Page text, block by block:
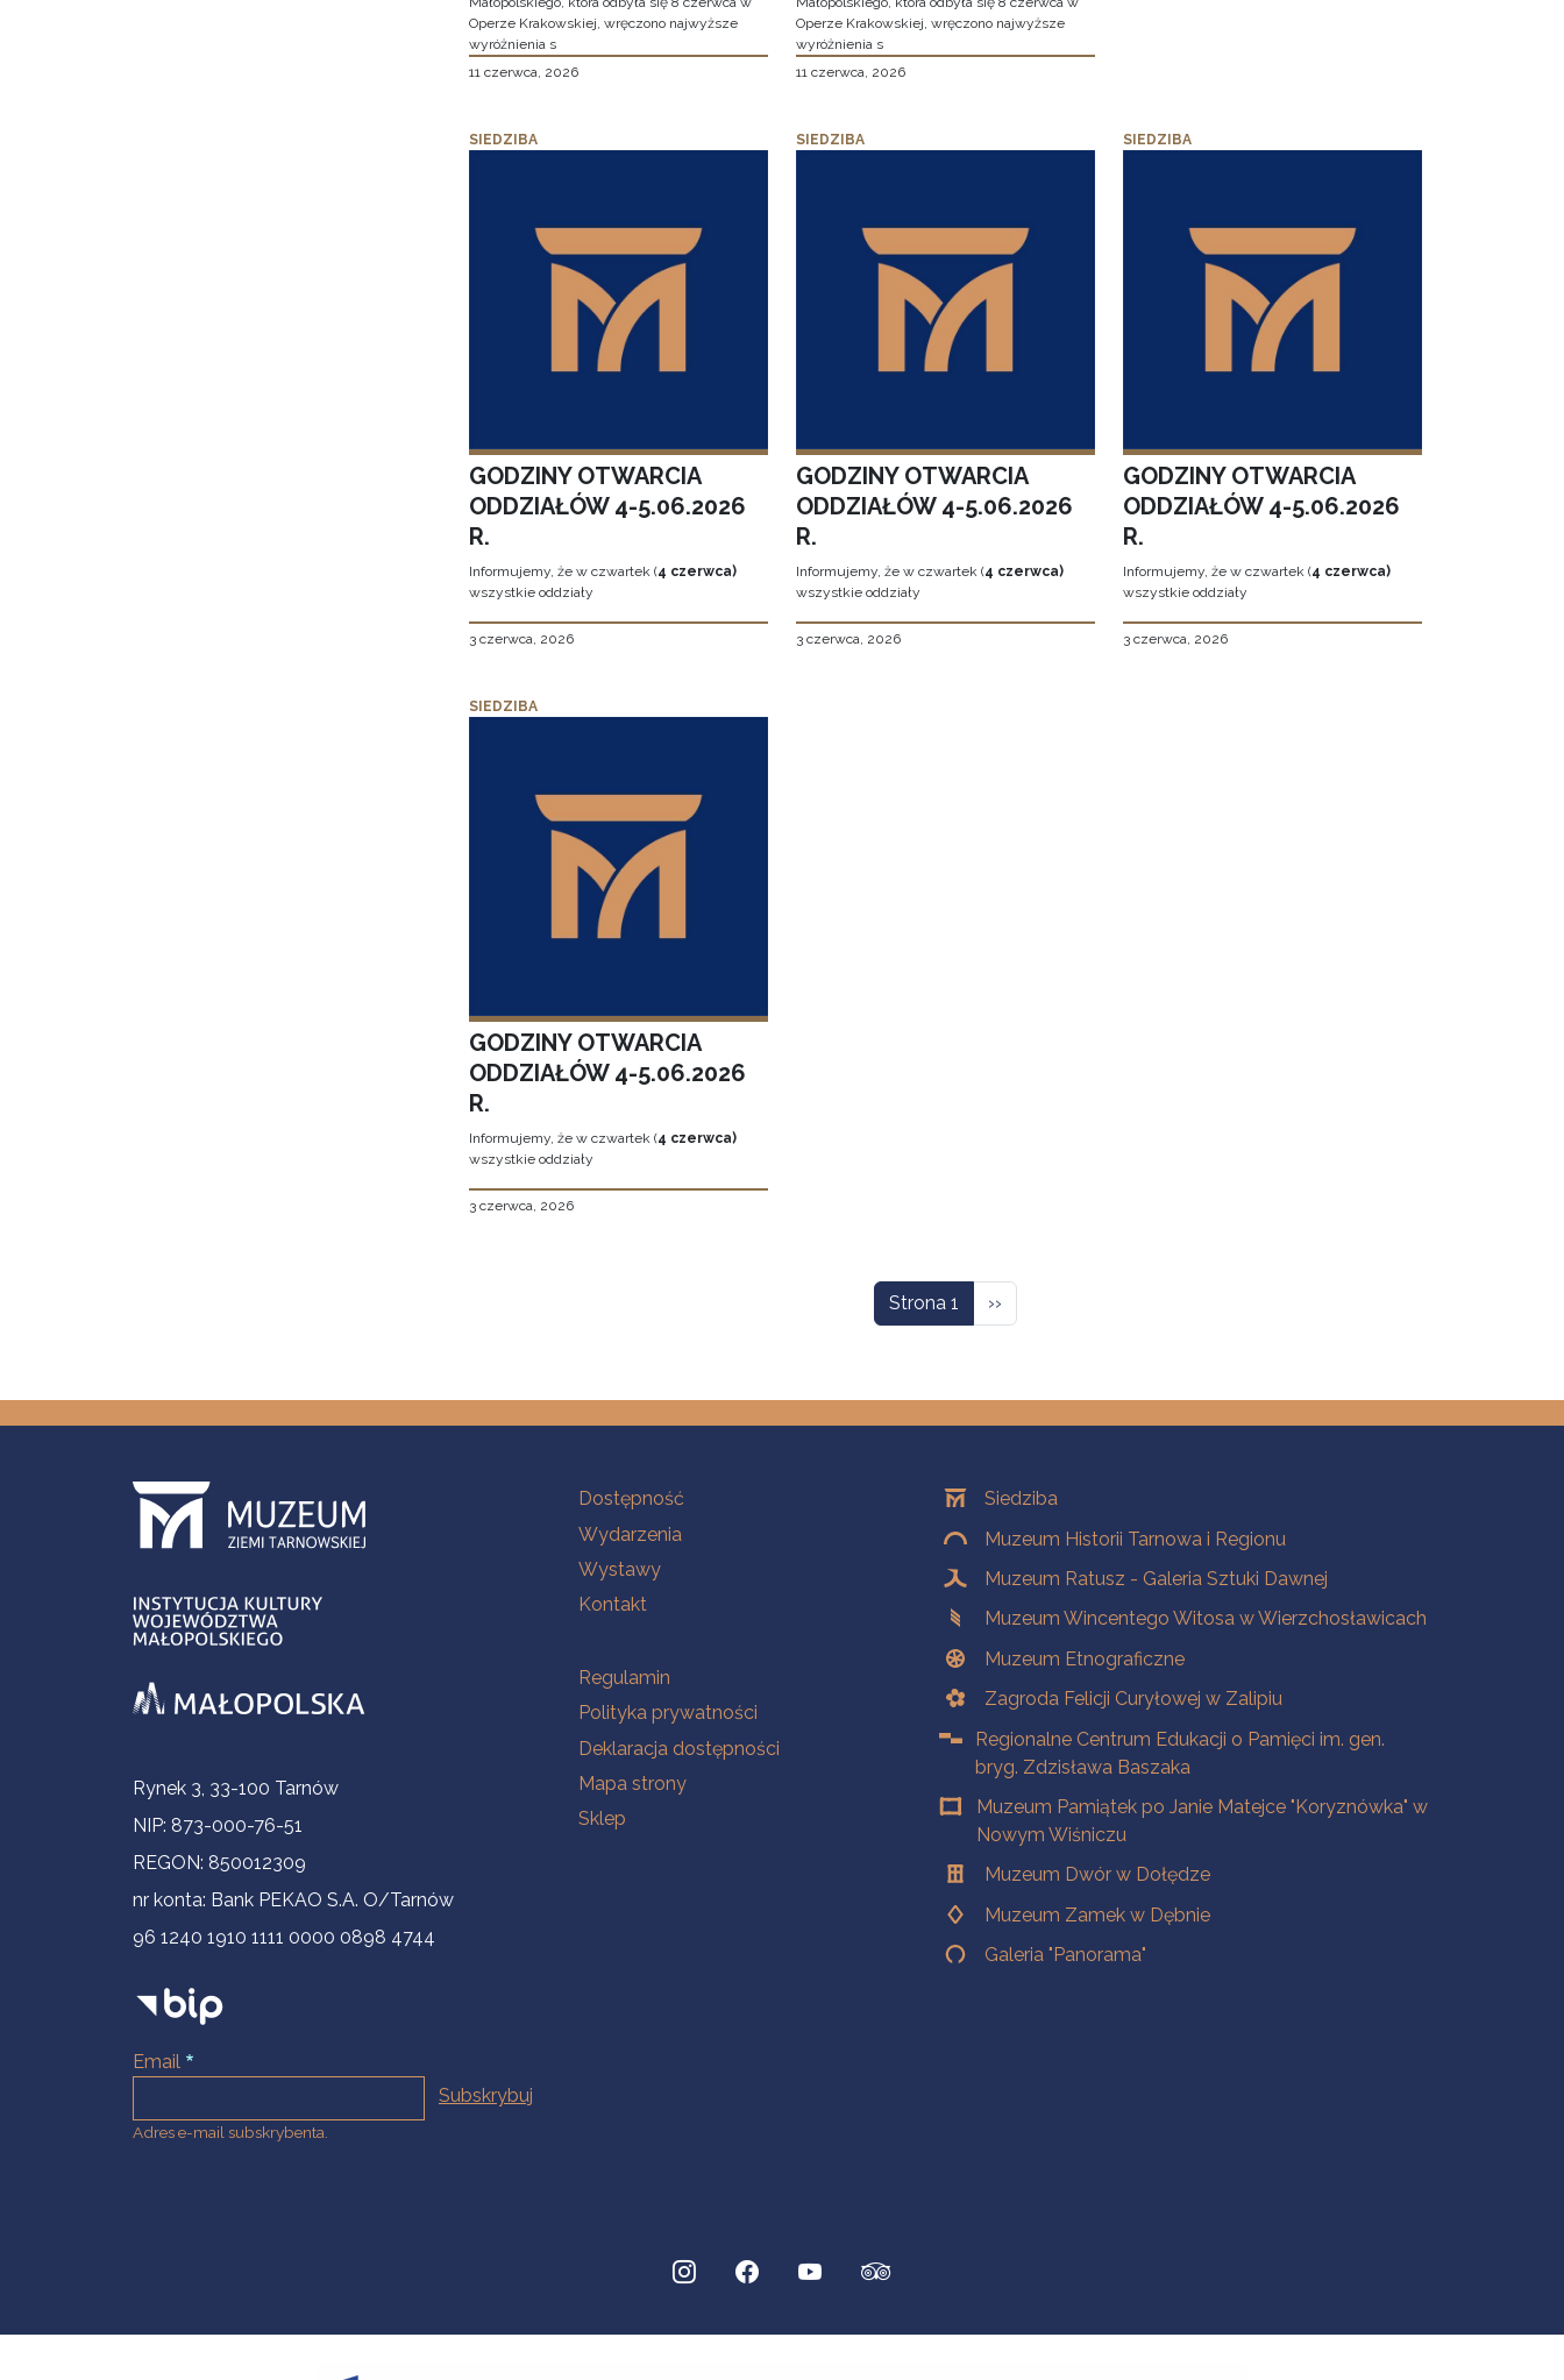
Operze Krakowskiej, wręczono najwyższe
wyróżnienia s
11 czerwca, 2026
Operze Krakowskiej, wręczono najwyższe
wyróżnienia s
11 czerwca, 2026
SIEDZIBA
GODZINY OTWARCIA
ODDZIAŁÓW 4-5.06.2026
R.
Informujemy, że w czwartek (4 czerwca)
wszystkie oddziały
3 czerwca, 2026
SIEDZIBA
GODZINY OTWARCIA
ODDZIAŁÓW 4-5.06.2026
R.
Informujemy, że w czwartek (4 czerwca)
wszystkie oddziały
3 czerwca, 2026
SIEDZIBA
GODZINY OTWARCIA
ODDZIAŁÓW 4-5.06.2026
R.
Informujemy, że w czwartek (4 czerwca)
wszystkie oddziały
3 czerwca, 2026
SIEDZIBA
GODZINY OTWARCIA
ODDZIAŁÓW 4-5.06.2026
R.
Informujemy, że w czwartek (4 czerwca)
wszystkie oddziały
3 czerwca, 2026
Strona 1 Następna strona
››
Informacje kontaktowe
Rynek 3, 33-100 Tarnów
NIP: 873-000-76-51
REGON: 850012309
nr konta: Bank PEKAO S.A. O/Tarnów
96 1240 1910 1111 0000 0898 4744
Email
Adres e-mail subskrybenta.
Na skróty
Dostępność
Wydarzenia
Wystawy
Kontakt
Na skróty
Regulamin
Polityka prywatności
Deklaracja dostępności
Mapa strony
Sklep
OddziałySiedziba
Muzeum Historii Tarnowa i Regionu
Muzeum Ratusz - Galeria Sztuki Dawnej
Muzeum Wincentego Witosa w Wierzchosławicach
Muzeum Etnograficzne
Zagroda Felicji Curyłowej w Zalipiu
Regionalne Centrum Edukacji o Pamięci im. gen.
bryg. Zdzisława Baszaka
Muzeum Pamiątek po Janie Matejce "Koryznówka" w
Nowym Wiśniczu
Muzeum Dwór w Dołędze
Muzeum Zamek w Dębnie
Galeria "Panorama"